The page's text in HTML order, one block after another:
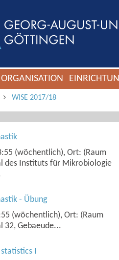
ORGANISATION
WISE 2017/18
(wöchentlich), Ort: (Raum
des Instituts für Mikrobiologie
- Übung
(wöchentlich), Ort: (Raum
32, Gebaeude...
I